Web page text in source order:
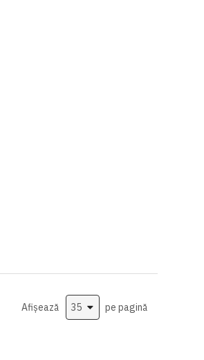
Afișează
pe pagină